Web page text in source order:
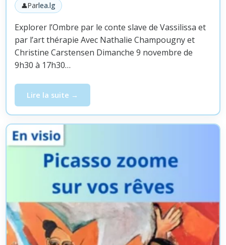
Parlea.lg
Explorer l’Ombre par le conte slave de Vassilissa et
par l’art thérapie Avec Nathalie Champougny et
Christine Carstensen Dimanche 9 novembre de
9h30 à 17h30…
Lire la suite
Atelier créatif à Paris « Il était une fois l’Ombre »